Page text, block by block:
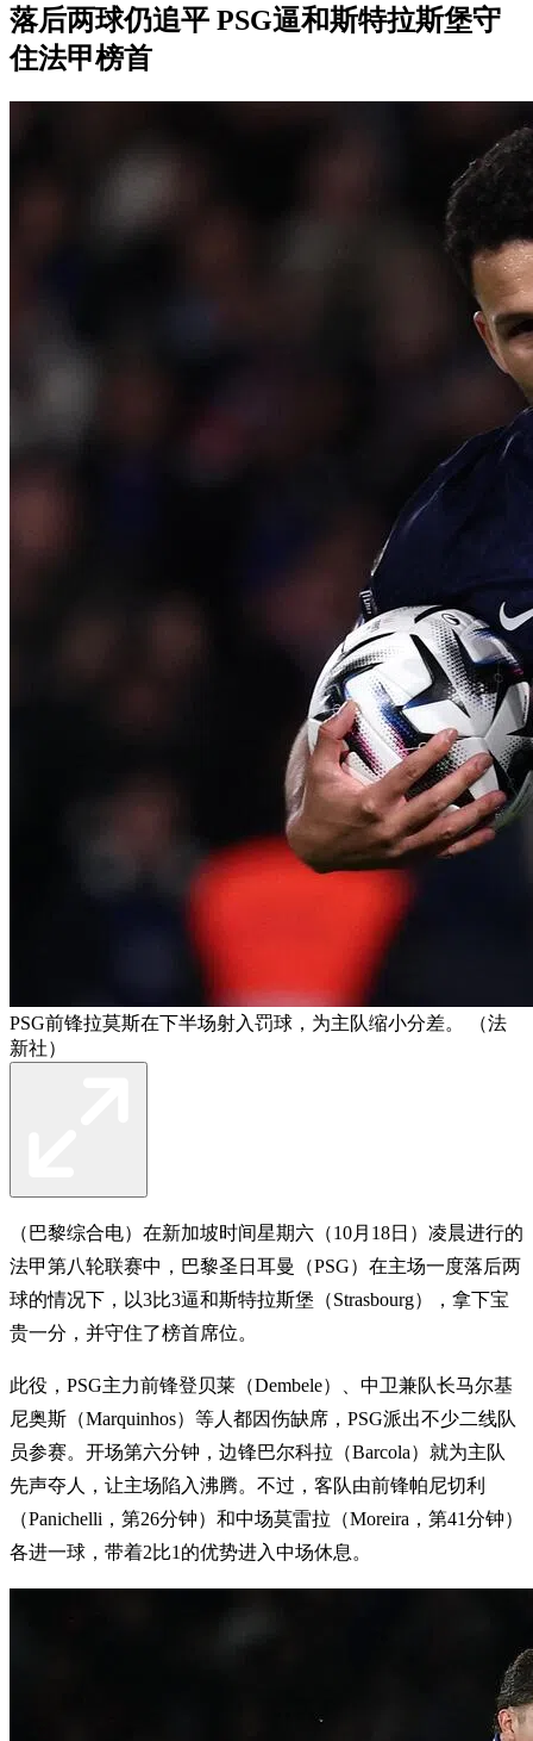
落后两球仍追平 PSG逼和斯特拉斯堡守
住法甲榜首
PSG前锋拉莫斯在下半场射入罚球，为主队缩小分差。 （法
新社）
（巴黎综合电）在新加坡时间星期六（10月18日）凌晨进行的
法甲第八轮联赛中，巴黎圣日耳曼（PSG）在主场一度落后两
球的情况下，以3比3逼和斯特拉斯堡（Strasbourg），拿下宝
贵一分，并守住了榜首席位。
此役，PSG主力前锋登贝莱（Dembele）、中卫兼队长马尔基
尼奥斯（Marquinhos）等人都因伤缺席，PSG派出不少二线队
员参赛。开场第六分钟，边锋巴尔科拉（Barcola）就为主队
先声夺人，让主场陷入沸腾。不过，客队由前锋帕尼切利
（Panichelli，第26分钟）和中场莫雷拉（Moreira，第41分钟）
各进一球，带着2比1的优势进入中场休息。